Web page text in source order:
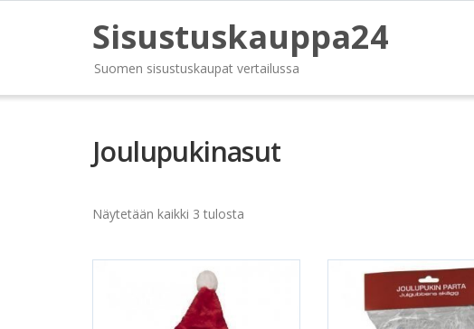
Sisustuskauppa24
Suomen sisustuskaupat vertailussa
Joulupukinasut
Näytetään kaikki 3 tulosta